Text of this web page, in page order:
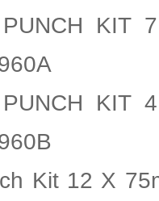
PUNCH
PUNCH
Kit 12 X